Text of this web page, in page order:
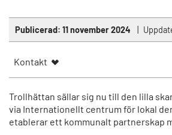
Publicerad: 11 november 2024
Kontakt
Trollhättan sällar sig nu till den lilla
via Internationellt centrum för lokal
etablerar ett kommunalt partnerskap